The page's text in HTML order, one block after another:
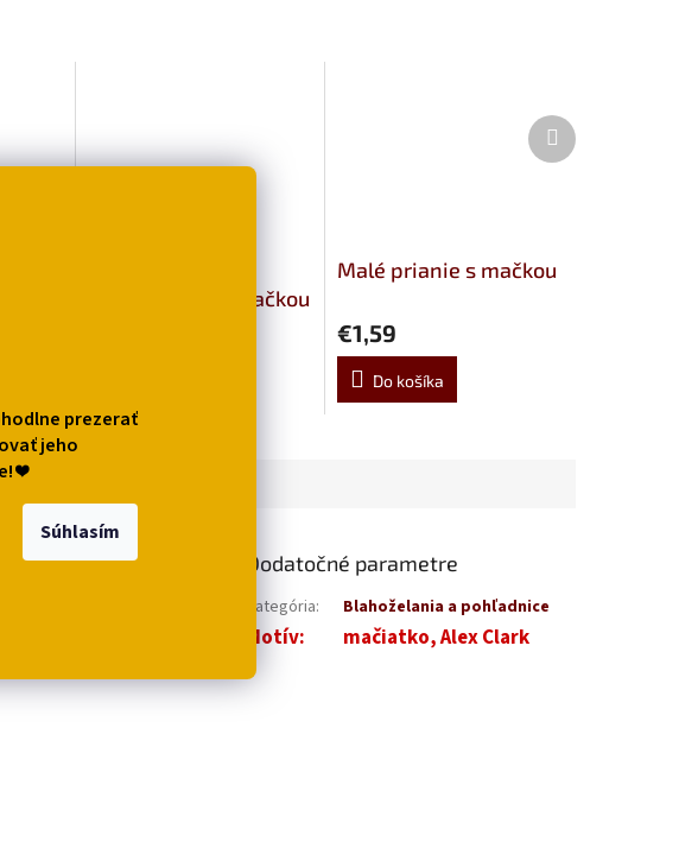
prezerať
jeho
❤
Súhlasím
blahoželanie s mačkou
Malé prianie s mačkou
€1,59
Do košíka
Ďalší
produkt
a klbkom urobí radosť malým
Alex Clark, želanie je bez
Dodatočné parametre
Kategória: Blahoželania a pohľadnice
Motív: mačiatko, Alex Clark